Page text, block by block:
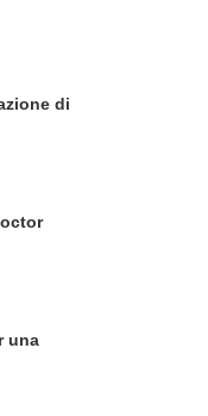
di
una